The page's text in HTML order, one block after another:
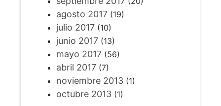
agosto 2017(19)
julio 2017(10)
junio 2017(13)
mayo 2017(56)
abril 2017(7)
noviembre 2013(1)
octubre 2013(1)